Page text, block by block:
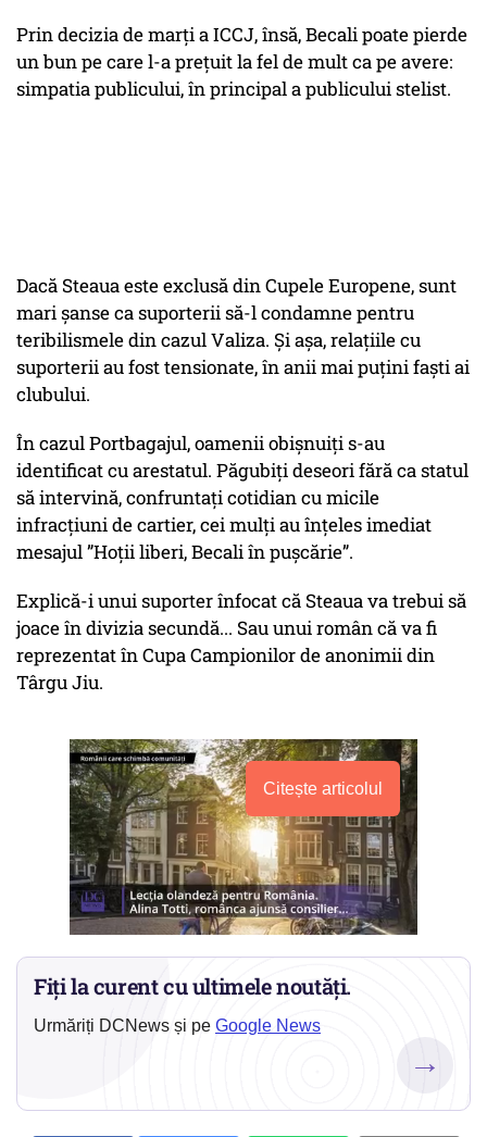
Prin decizia de marți a ICCJ, însă, Becali poate pierde
un bun pe care l-a prețuit la fel de mult ca pe avere:
simpatia publicului, în principal a publicului stelist.
Dacă Steaua este exclusă din Cupele Europene, sunt
mari șanse ca suporterii să-l condamne pentru
teribilismele din cazul Valiza. Și așa, relațiile cu
suporterii au fost tensionate, în anii mai puțini faști ai
clubului.
În cazul Portbagajul, oamenii obișnuiți s-au
identificat cu arestatul. Păgubiți deseori fără ca statul
să intervină, confruntați cotidian cu micile
infracțiuni de cartier, cei mulți au înțeles imediat
mesajul ”Hoții liberi, Becali în pușcărie”.
Explică-i unui suporter înfocat că Steaua va trebui să
joace în divizia secundă... Sau unui român că va fi
reprezentat în Cupa Campionilor de anonimii din
Târgu Jiu.
Citește articolul
Fiți la curent cu ultimele noutăți.
Urmăriți DCNews și pe Google News
→